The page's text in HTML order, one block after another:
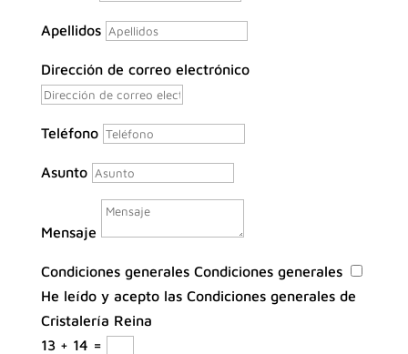
Apellidos
Dirección de correo electrónico
Teléfono
Asunto
Mensaje
Condiciones generales Condiciones generales
He leído y acepto las Condiciones generales de
Cristalería Reina
13 + 14 =